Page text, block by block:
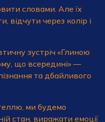
словами. Але їх
відчути через колір і
зустріч «Глиною
що всередині» —
та дбайливого
ми будемо
стан, виражати емоції